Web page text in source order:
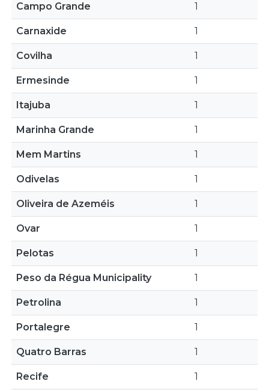
Campo Grande 1
Carnaxide 1
Covilha 1
Ermesinde 1
Itajuba 1
Marinha Grande 1
Mem Martins 1
Odivelas 1
Oliveira de Azeméis 1
Ovar 1
Pelotas 1
Peso da Régua Municipality 1
Petrolina 1
Portalegre 1
Quatro Barras 1
Recife 1